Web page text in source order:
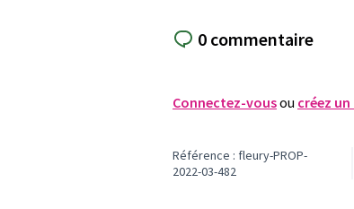
0 commentaire
Connectez-vousou créez
Référence : fleury-PROP-
2022-03-482